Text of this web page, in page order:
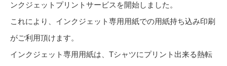
ンクジェットプリントサービスを開始しました。
これにより、インクジェット専用用紙での用紙持ち込み印刷
がご利用頂けます。
インクジェット専用用紙は、Tシャツにプリント出来る熱転